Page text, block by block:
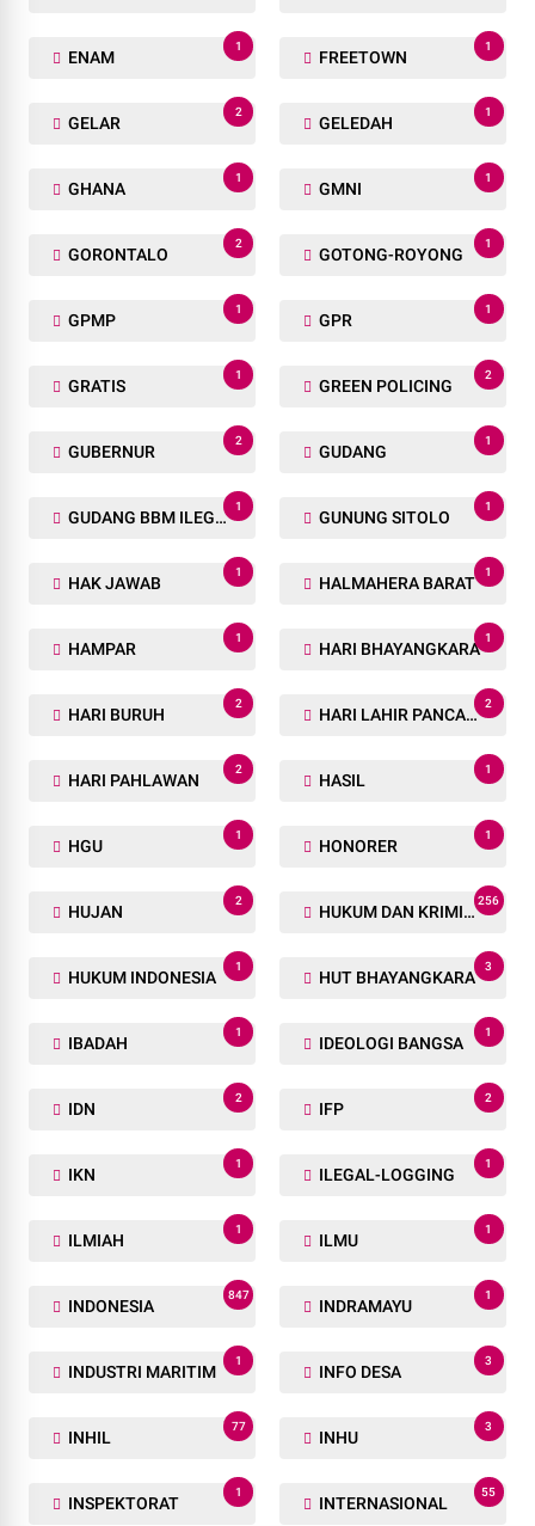
ENAM
1
FREETOWN
1
GELAR
2
GELEDAH
1
GHANA
1
GMNI
1
GORONTALO
2
GOTONG-ROYONG
1
GPMP
1
GPR
1
GRATIS
1
GREEN POLICING
2
GUBERNUR
2
GUDANG
1
GUDANG BBM ILEGAL
1
GUNUNG SITOLO
1
HAK JAWAB
1
HALMAHERA BARAT
1
HAMPAR
1
HARI BHAYANGKARA
1
HARI BURUH
2
HARI LAHIR PANCASILA
2
HARI PAHLAWAN
2
HASIL
1
HGU
1
HONORER
1
HUJAN
2
HUKUM DAN KRIMINAL
256
HUKUM INDONESIA
1
HUT BHAYANGKARA
3
IBADAH
1
IDEOLOGI BANGSA
1
IDN
2
IFP
2
IKN
1
ILEGAL-LOGGING
1
ILMIAH
1
ILMU
1
INDONESIA
847
INDRAMAYU
1
INDUSTRI MARITIM
1
INFO DESA
3
INHIL
77
INHU
3
INSPEKTORAT
1
INTERNASIONAL
55